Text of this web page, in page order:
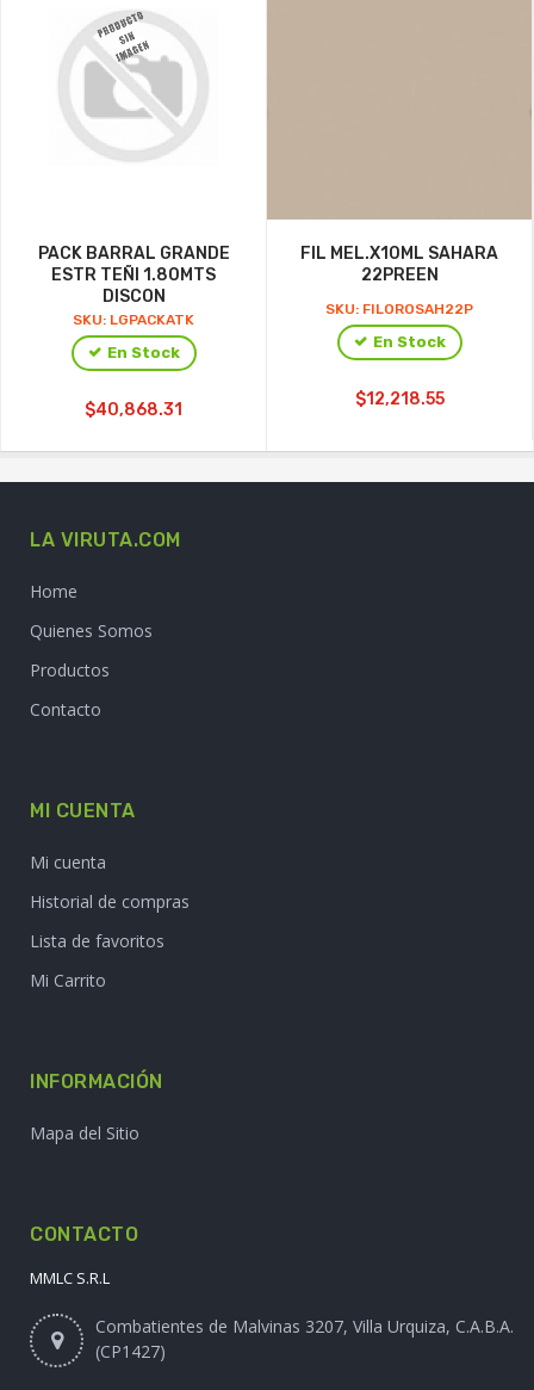
PACK BARRAL GRANDE
ESTR TEÑI 1.80MTS
DISCON
SKU: LGPACKATK
En Stock
$40,868.31
FIL MEL.X10ML SAHARA
22PREEN
SKU: FILOROSAH22P
En Stock
$12,218.55
LA VIRUTA.COM
Home
Quienes Somos
Productos
Contacto
MI CUENTA
Mi cuenta
Historial de compras
Lista de favoritos
Mi Carrito
INFORMACIÓN
Mapa del Sitio
CONTACTO
MMLC S.R.L
Combatientes de Malvinas 3207, Villa Urquiza, C.A.B.A.
(CP1427)